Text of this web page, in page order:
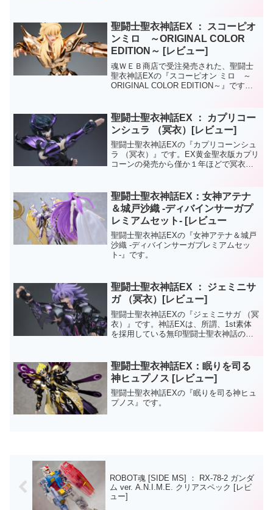
神話：ピスケス アフロディーテ聖闘士聖
衣神話：ピスケス ...
聖闘士聖衣神話EX ： スコーピオ
ンミロ ～ORIGINAL COLOR
EDITION～ [レビュー]
魂ＷＥＢ商店で受注発売された、聖闘士
聖衣神話EXの『スコーピオン ミロ ～
ORIGINAL COLOR EDITION～』です。
付属パーツとしては、アテナエクスク
ラ...
聖闘士聖衣神話EX ： カプリコー
ンシュラ （冥衣）[レビュー]
聖闘士聖衣神話EXの『カプリコーンシュ
ラ （冥衣）』です。EX黄金聖衣版カプリ
コーンの発売から僅か１年ほどで冥衣版
パーツが豊富なので、黄金冥衣の地味な
印象は抑え...
聖闘士聖衣神話EX：女神アテナ
＆城戸沙織 -ディバインサーガプ
レミアムセット- [レビュー
聖闘士聖衣神話EXの『女神アテナ＆城戸
沙織 -ディバインサーガプレミアムセッ
ト-』です。
聖闘士聖衣神話EX ： ジェミニサ
ガ （冥衣）[レビュー]
聖闘士聖衣神話EXの『ジェミニサガ （冥
衣）』です。神話EXは、所謂、1st素体
を採用している無印聖闘士聖衣神話のリ
リース。聖闘士聖衣神話：ジェミニ サガ
EX版サ...
聖闘士聖衣神話EX：眠りを司る
神ヒュプノス [レビュー]
聖闘士聖衣神話EXの『眠りを司る神ヒュ
プノス』です。
ROBOT魂 [SIDE MS] ： RX-78-2 ガンダ
ム ver. A.N.I.M.E. クリアスペック [レビ
ュー]